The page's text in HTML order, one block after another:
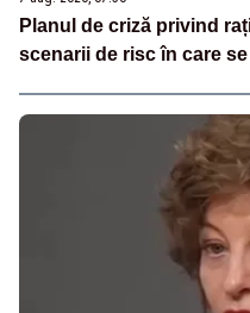
Planul de criză privind
scenarii de risc în care